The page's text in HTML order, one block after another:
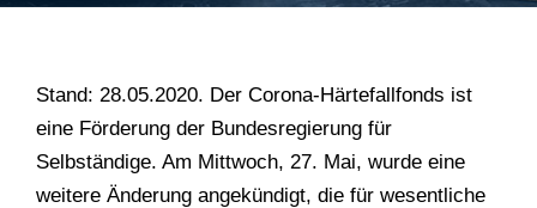
Stand: 28.05.2020. Der Corona-Härtefallfonds ist
eine Förderung der Bundesregierung für
Selbständige. Am Mittwoch, 27. Mai, wurde eine
weitere Änderung angekündigt, die für wesentliche